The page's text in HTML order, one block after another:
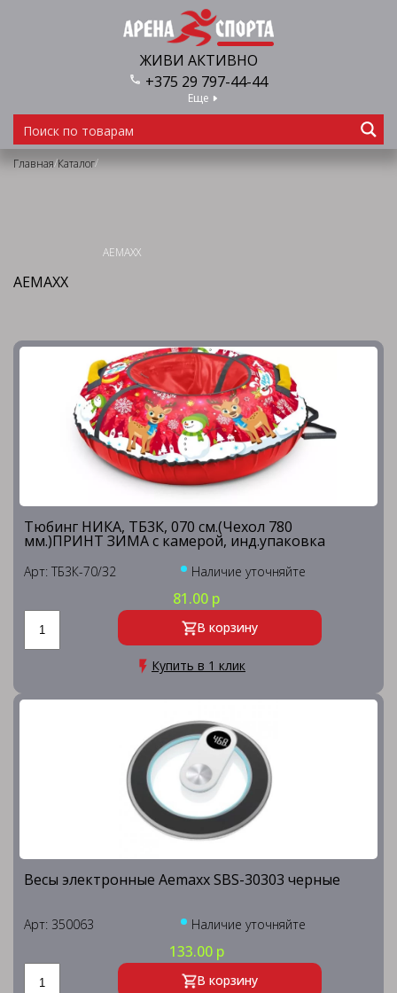
ЖИВИ АКТИВНО
+375 29 797-44-44
Еще
Главная/Каталог/
AEMAXX
AEMAXX
Тюбинг НИКА, ТБ3К, 070 см.(Чехол 780
мм.)ПРИНТ ЗИМА с камерой, инд.упаковка
Арт: ТБ3К-70/З2 Наличие уточняйте
81.00 р
В корзину
Купить в 1 клик
Весы электронные Aemaxx SBS-30303 черные
Арт: 350063 Наличие уточняйте
133.00 р
В корзину